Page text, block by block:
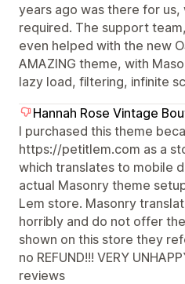
years ago was there for
required. The support
even helped with the new
AMAZING theme, with
lazy load, filtering, infinite
Hannah Rose Vintage
I purchased this theme
https://petitlem.com as a
which translates to mobile
actual Masonry theme
Lem store. Masonry
horribly and do not offer
shown on this store they
no REFUND!!! VERY
reviews